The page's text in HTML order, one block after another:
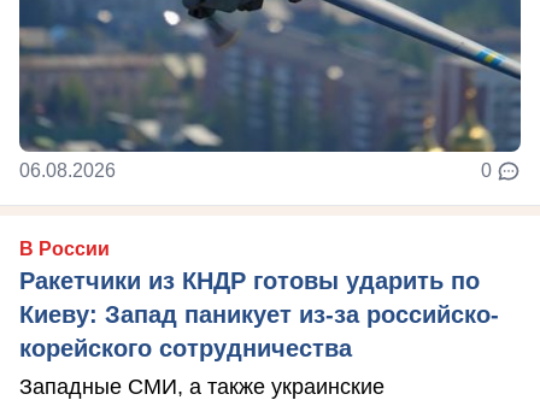
06.08.2026 0
В России
Ракетчики из КНДР готовы ударить по
Киеву: Запад паникует из-за российско-
корейского сотрудничества
Западные СМИ, а также украинские